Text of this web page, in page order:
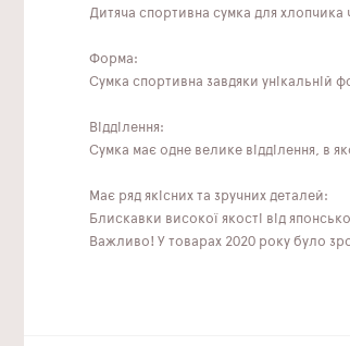
Дитяча спортивна сумка для
Форма:
Сумка спортивна завдяки унікальній
Відділення:
Сумка має одне велике відділення, в
Має ряд якісних та зручних деталей:
Блискавки високої якості від
Важливо! У товарах 2020 року було